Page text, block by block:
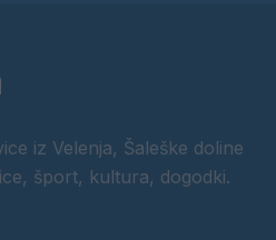
iz Velenja, Šaleške doline
šport, kultura, dogodki.